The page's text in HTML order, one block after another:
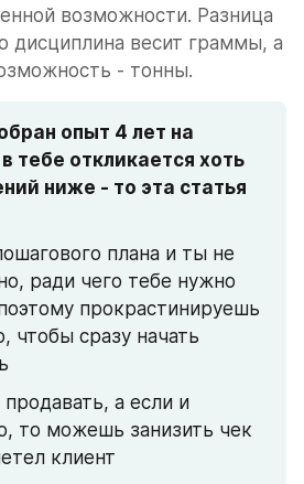
возможности. Разница
дисциплина весит граммы, а
- тонны.
опыт 4 лет на
тебе откликается хоть
ниже - то эта статья
плана и ты не
ради чего тебе нужно
прокрастинируешь
чтобы сразу начать
а если и
то можешь занизить чек
клиент